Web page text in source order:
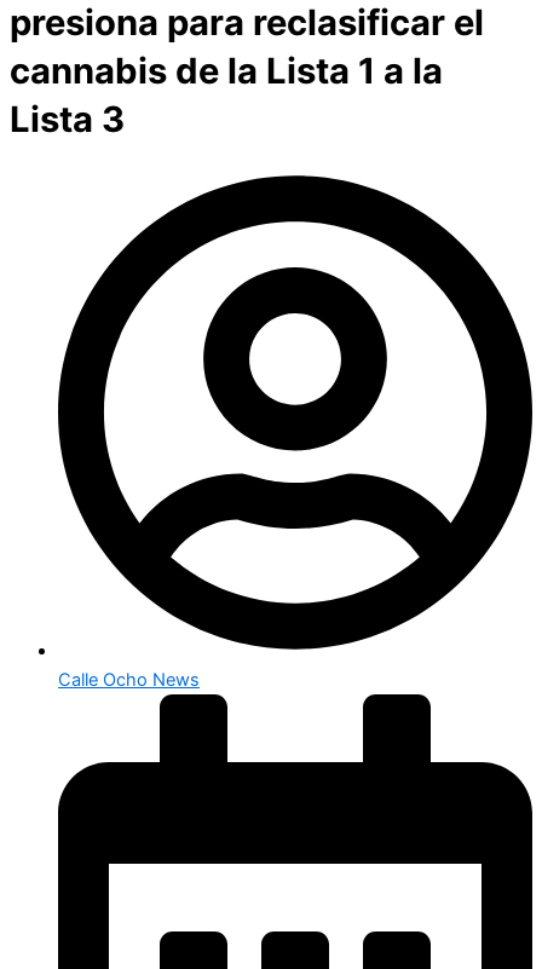
presiona para reclasificar el
cannabis de la Lista 1 a la
Lista 3
Calle Ocho News